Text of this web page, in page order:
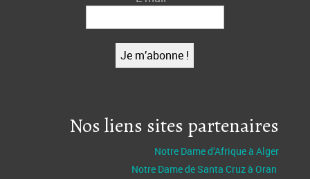
Nos liens sites partenaires
Notre Dame d’Afrique à Alger
Notre Dame de Santa Cruz à Oran